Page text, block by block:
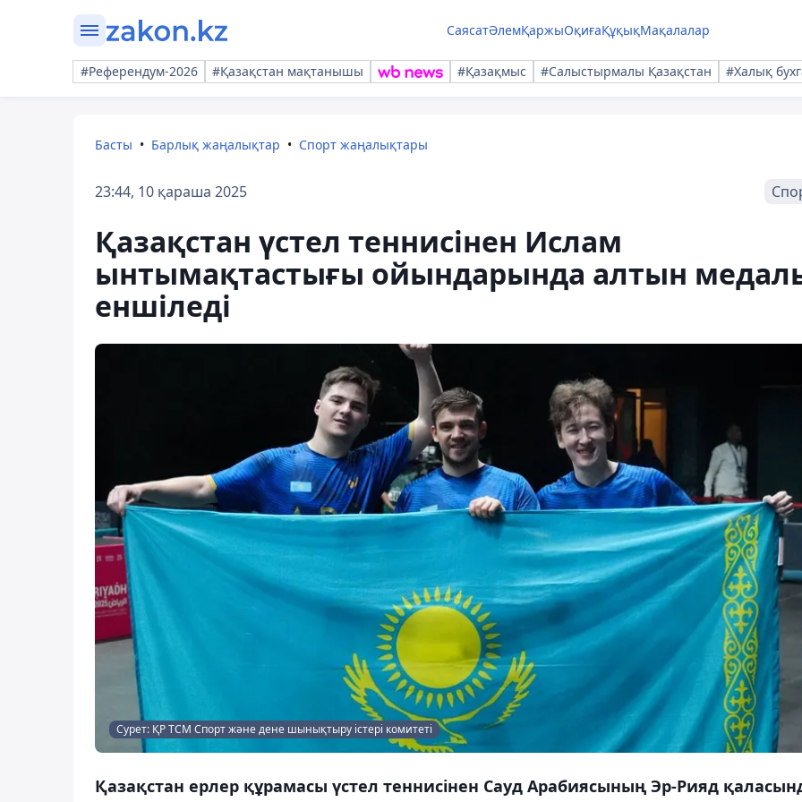
СаясатӘлемҚаржыОқиғаҚұқықМақалалар
#Референдум-2026 #Қазақстан мақтанышы #Қазақмыс #Салыстырмалы Қазақстан #Халық
Басты Барлық жаңалықтар Спорт жаңалықтары
23:44, 10 қараша 2025
Қазақстан үстел теннисінен Ислам
ынтымақтастығы ойындарында алтын
еншіледі
Сурет: ҚР ТСМ Спорт және дене шынықтыру істері комитеті
Қазақстан ерлер құрамасы үстел теннисінен Сауд Арабиясының Эр-Рияд